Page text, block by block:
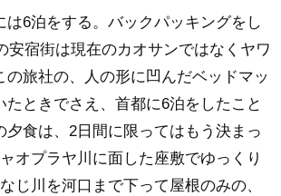
は6泊をする。バックパッキングをし
安宿街は現在のカオサンではなくヤワ
の旅社の、人の形に凹んだベッドマッ
たときでさえ、首都に6泊をしたこと
夕食は、2日間に限ってはもう決まっ
オプラヤ川に面した座敷でゆっくり
じ川を河口まで下って屋根のみの、